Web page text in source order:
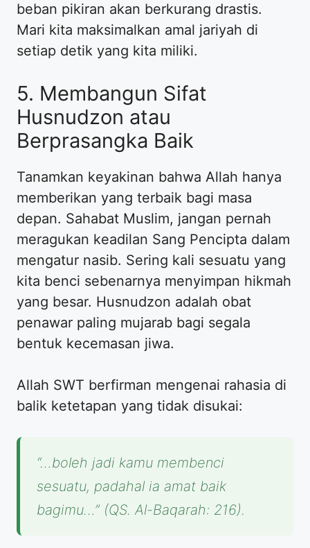
beban pikiran akan berkurang drastis.
Mari kita maksimalkan amal jariyah di
setiap detik yang kita miliki.
5. Membangun Sifat
Husnudzon atau
Berprasangka Baik
Tanamkan keyakinan bahwa Allah hanya
memberikan yang terbaik bagi masa
depan. Sahabat Muslim, jangan pernah
meragukan keadilan Sang Pencipta dalam
mengatur nasib. Sering kali sesuatu yang
kita benci sebenarnya menyimpan hikmah
yang besar. Husnudzon adalah obat
penawar paling mujarab bagi segala
bentuk kecemasan jiwa.
Allah SWT berfirman mengenai rahasia di
balik ketetapan yang tidak disukai:
“…boleh jadi kamu membenci
sesuatu, padahal ia amat baik
bagimu…” (QS. Al-Baqarah: 216).